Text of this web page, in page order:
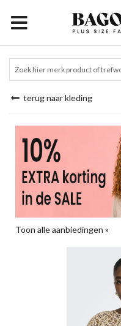
terug naar kleding
Toon alle aanbiedingen »